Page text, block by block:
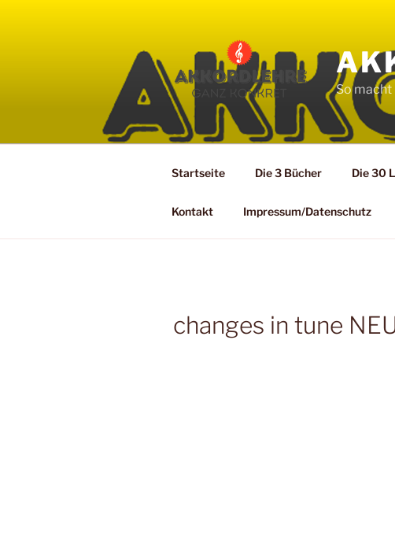
So macht
Startseite Die 3 Bücher Die 30
Kontakt Impressum/Datenschutz
changes in tune